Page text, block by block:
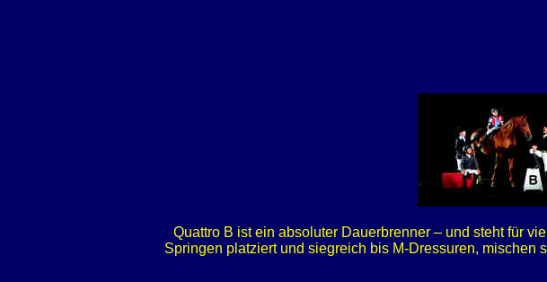
Quattro B ist ein absoluter Dauerbrenner – und steht für
Springen platziert und siegreich bis M-Dressuren,